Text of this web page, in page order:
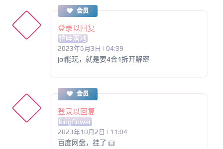
会员
登录以回复
怕哇落地
2023年6月3日 | 04:39
joi能玩，就是要4合1拆开解密
会员
登录以回复
kingflower
2023年10月2日 | 11:04
百度网盘，挂了